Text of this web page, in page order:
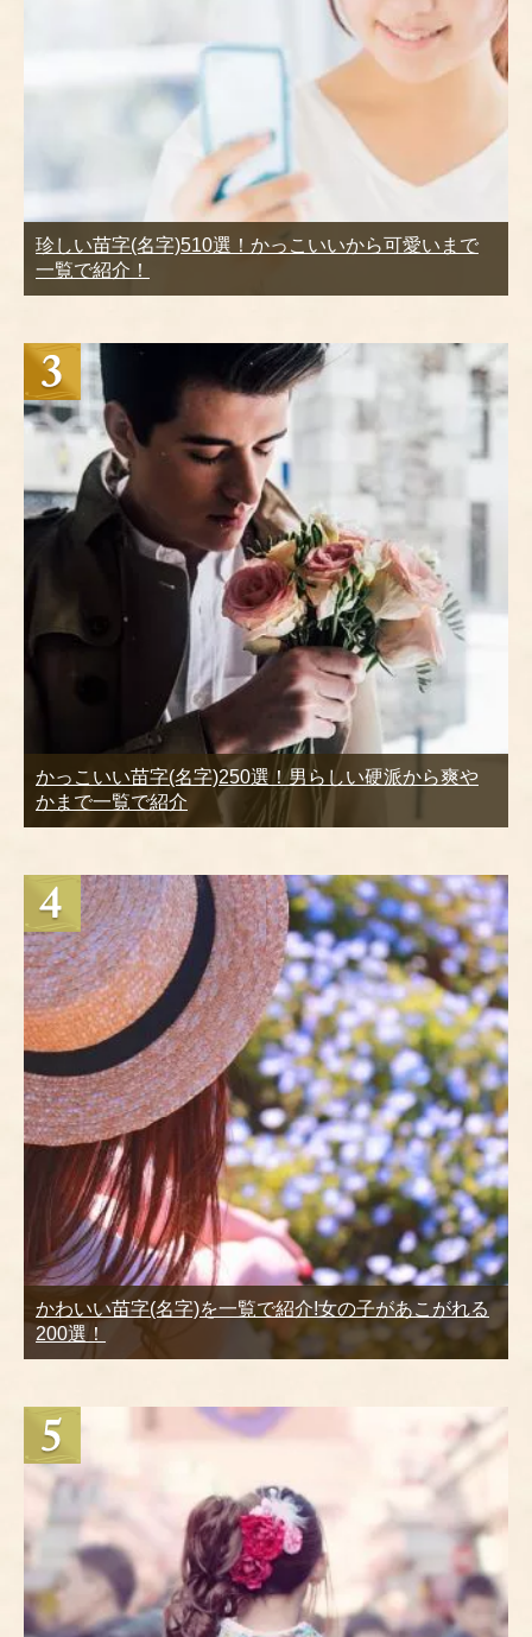
珍しい苗字(名字)510選！かっこいいから可愛いまで
一覧で紹介！
かっこいい苗字(名字)250選！男らしい硬派から爽や
かまで一覧で紹介
かわいい苗字(名字)を一覧で紹介!女の子があこがれる
200選！